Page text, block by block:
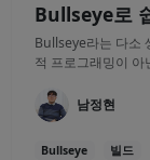
Bullseye로
Bullseye라는 다소
적 프로그래밍이
남정현
Bullseye 빌드